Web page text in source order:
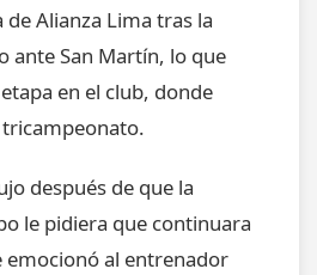
Alianza Lima tras la
ante San Martín, lo que
en el club, donde
después de que la
le pidiera que continuara
emocionó al entrenador